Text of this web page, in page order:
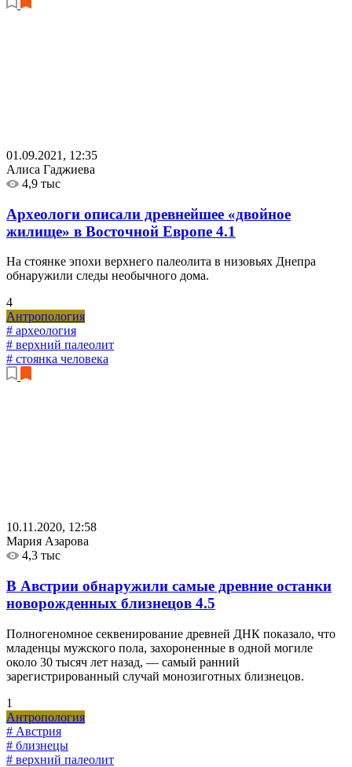
01.09.2021, 12:35
Алиса Гаджиева
4,9 тыс
Археологи описали древнейшее «двойное
жилище» в Восточной Европе 4.1
На стоянке эпохи верхнего палеолита в низовьях Днепра
обнаружили следы необычного дома.
4
Антропология
# археология
# верхний палеолит
# стоянка человека
10.11.2020, 12:58
Мария Азарова
4,3 тыс
В Австрии обнаружили самые древние останки
новорожденных близнецов 4.5
Полногеномное секвенирование древней ДНК показало, что
младенцы мужского пола, захороненные в одной могиле
около 30 тысяч лет назад, — самый ранний
зарегистрированный случай монозиготных близнецов.
1
Антропология
# Австрия
# близнецы
# верхний палеолит